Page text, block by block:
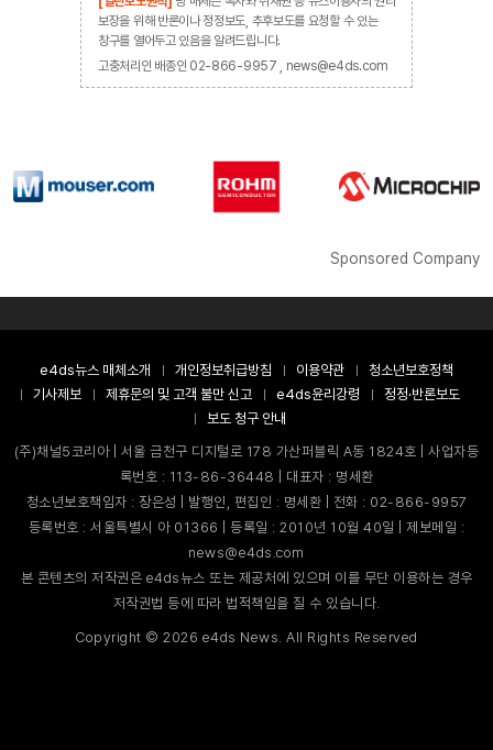
보장을 위해 반론이나 정정보도, 추후보도를 요청할 수 있는
창구를 열어두고 있음을 알려드립니다.
고충처리인 배종인 02-866-9957 , news@e4ds.com
Sponsored Company
e4ds뉴스 매체소개 개인정보취급방침 이용약관
청소년보호정책
기사제보
제휴문의 및 고객 불만 신고 e4ds윤리강령
정정·반론보도
보도 청구 안내
(주)채널5코리아 | 서울 금천구 디지털로 178 가산퍼블릭 A동 1824호 | 사업자등
록번호 : 113-86-36448 | 대표자 : 명세환
청소년보호책임자 : 장은성 | 발행인, 편집인 : 명세환 | 전화 : 02-866-9957
등록번호 : 서울특별시 아 01366 | 등록일 : 2010년 10월 40일 | 제보메일 :
news@e4ds.com
본 콘텐츠의 저작권은 e4ds뉴스 또는 제공처에 있으며 이를 무단 이용하는 경우
저작권법 등에 따라 법적책임을 질 수 있습니다.
Copyright ©2026 e4ds News. All Rights Reserved